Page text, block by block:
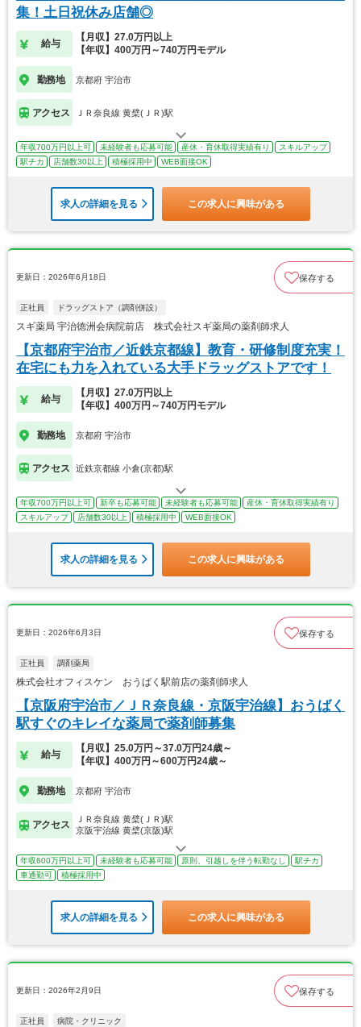
集！土日祝休み店舗◎
給与
【月収】27.0万円以上
【年収】400万円～740万円モデル
勤務地 京都府 宇治市
アクセス ＪＲ奈良線 黄檗(ＪＲ)駅
年収700万円以上可 未経験者も応募可能 産休・育休取得実績有り
スキルアップ
駅チカ
店舗数30以上 積極採用中 WEB面接OK
求人の詳細を見る この求人に興味がある
更新日：2026年6月18日 保存する
正社員 ドラッグストア（調剤併設）
スギ薬局 宇治徳洲会病院前店 株式会社スギ薬局の薬剤師求人
【京都府宇治市／近鉄京都線】教育・研修制度充実！
在宅にも力を入れている大手ドラッグストアです！
給与
【月収】27.0万円以上
【年収】400万円～740万円モデル
勤務地 京都府 宇治市
アクセス 近鉄京都線 小倉(京都)駅
年収700万円以上可 新卒も応募可能 未経験者も応募可能
産休・育休取得実績有り
スキルアップ
店舗数30以上 積極採用中 WEB面接OK
求人の詳細を見る この求人に興味がある
更新日：2026年6月3日 保存する
正社員 調剤薬局
株式会社オフィスケン おうばく駅前店の薬剤師求人
【京阪府宇治市／ＪＲ奈良線・京阪宇治線】おうばく
駅すぐのキレイな薬局で薬剤師募集
給与
【月収】25.0万円～37.0万円24歳～
【年収】400万円～600万円24歳～
勤務地 京都府 宇治市
アクセス
ＪＲ奈良線 黄檗(ＪＲ)駅
京阪宇治線 黄檗(京阪)駅
年収600万円以上可 未経験者も応募可能 原則、引越しを伴う転勤なし
駅チカ
車通勤可
積極採用中
求人の詳細を見る この求人に興味がある
更新日：2026年2月9日 保存する
正社員 病院・クリニック